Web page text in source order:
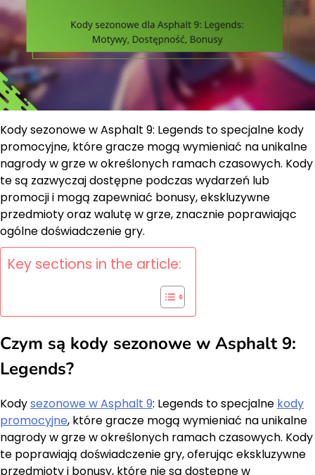
Kody sezonowe w Asphalt 9: Legends to specjalne kody
promocyjne, które gracze mogą wymieniać na unikalne
nagrody w grze w określonych ramach czasowych. Kody
te są zazwyczaj dostępne podczas wydarzeń lub
promocji i mogą zapewniać bonusy, ekskluzywne
przedmioty oraz walutę w grze, znacznie poprawiając
ogólne doświadczenie gry.
Key sections in the article:
Czym są kody sezonowe w Asphalt 9:
Legends?
Kodysezonowe w Asphalt 9: Legends to specjalne kody
promocyjne, które gracze mogą wymieniać na unikalne
nagrody w grze w określonych ramach czasowych. Kody
te poprawiają doświadczenie gry, oferując ekskluzywne
przedmioty i bonusy, które nie są dostępne w